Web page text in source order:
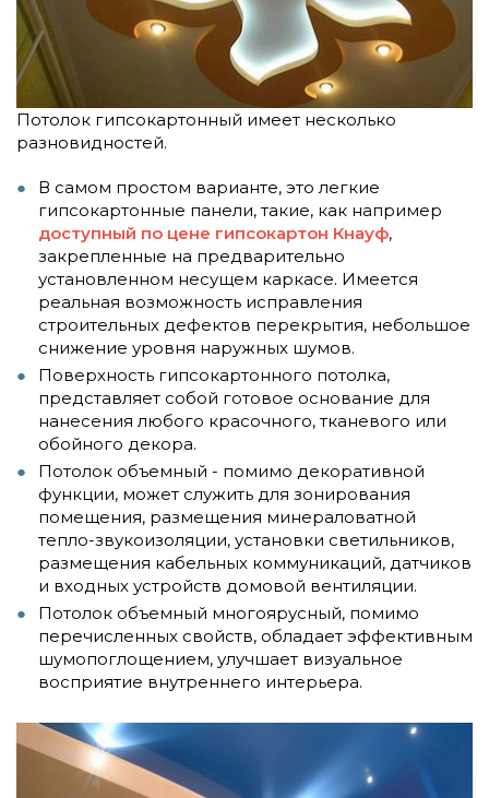
Потолок гипсокартонный имеет несколько
разновидностей.
В самом простом варианте, это легкие
гипсокартонные панели, такие, как например
доступный по цене гипсокартон Кнауф,
закрепленные на предварительно
установленном несущем каркасе. Имеется
реальная возможность исправления
строительных дефектов перекрытия, небольшое
снижение уровня наружных шумов.
Поверхность гипсокартонного потолка,
представляет собой готовое основание для
нанесения любого красочного, тканевого или
обойного декора.
Потолок объемный - помимо декоративной
функции, может служить для зонирования
помещения, размещения минераловатной
тепло-звукоизоляции, установки светильников,
размещения кабельных коммуникаций, датчиков
и входных устройств домовой вентиляции.
Потолок объемный многоярусный, помимо
перечисленных свойств, обладает эффективным
шумопоглощением, улучшает визуальное
восприятие внутреннего интерьера.